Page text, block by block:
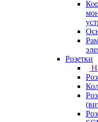
Розетки